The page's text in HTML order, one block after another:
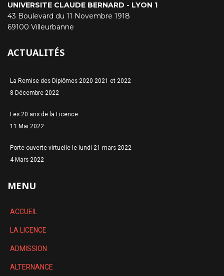
UNIVERSITE CLAUDE BERNARD - LYON 1
43 Boulevard du 11 Novembre 1918
69100 Villeurbanne
ACTUALITÉS
La Remise des Diplômes 2020 2021 et 2022
8 Décembre 2022
Les 20 ans de la Licence
11 Mai 2022
Porte-ouverte virtuelle le lundi 21 mars 2022
4 Mars 2022
MENU
ACCUEIL
LA LICENCE
ADMISSION
ALTERNANCE